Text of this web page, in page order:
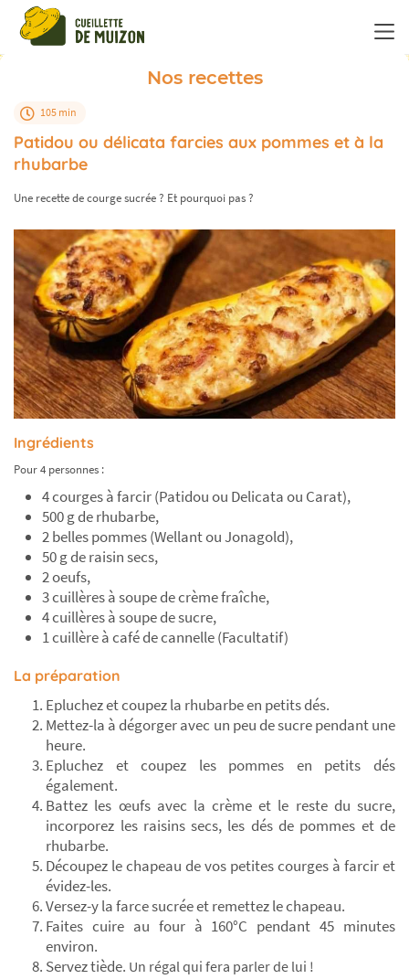
Nos recettes
105 min
Patidou ou délicata farcies aux pommes et à la
rhubarbe
Une recette de courge sucrée ? Et pourquoi pas ?
Ingrédients
Pour 4 personnes :
4 courges à farcir (Patidou ou Delicata ou Carat),
500 g de rhubarbe,
2 belles pommes (Wellant ou Jonagold),
50 g de raisin secs,
2 oeufs,
3 cuillères à soupe de crème fraîche,
4 cuillères à soupe de sucre,
1 cuillère à café de cannelle (Facultatif)
La préparation
Epluchez et coupez la rhubarbe en petits dés.
Mettez-la à dégorger avec un peu de sucre pendant une
heure.
Epluchez et coupez les pommes en petits dés
également.
Battez les œufs avec la crème et le reste du sucre,
incorporez les raisins secs, les dés de pommes et de
rhubarbe.
Découpez le chapeau de vos petites courges à farcir et
évidez-les.
Versez-y la farce sucrée et remettez le chapeau.
Faites cuire au four à 160°C pendant 45 minutes
environ.
Servez tiède. Un régal qui fera parler de lui !
Panneau de gestion des cookies